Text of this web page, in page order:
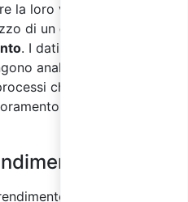
la loro valutazione sulla
di un questionario di
. I dati e le
analizzati al fine di
che presentano
su cui
come previsto